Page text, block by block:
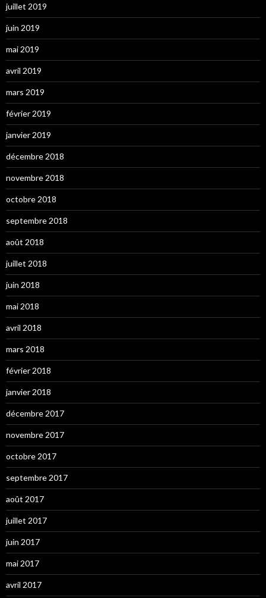
juillet 2019
juin 2019
mai 2019
avril 2019
mars 2019
février 2019
janvier 2019
décembre 2018
novembre 2018
octobre 2018
septembre 2018
août 2018
juillet 2018
juin 2018
mai 2018
avril 2018
mars 2018
février 2018
janvier 2018
décembre 2017
novembre 2017
octobre 2017
septembre 2017
août 2017
juillet 2017
juin 2017
mai 2017
avril 2017